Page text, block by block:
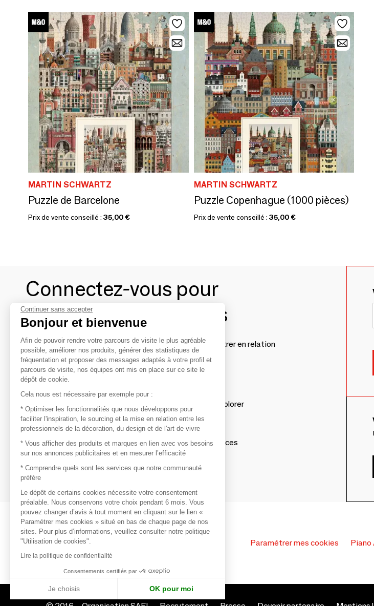
MARTIN SCHWARTZ
Puzzle de Barcelone
Prix de vente conseillé : 35,00 €
MARTIN SCHWARTZ
Puzzle Copenhague (1000 pièces)
Prix de vente conseillé : 35,00 €
Connectez-vous pour
contacter les marques
Afin de profiter au mieux de l'expérience MOM et de rentrer en relation
avec vos marques préférées, créez-vous un compte.
Découvrir
Les produits de milliers de fournisseurs à explorer
S'inspirer
Inspiration et sélections de produits tendances
Contacter
Paramétrer mes cookies Piano
Continuer sans accepter
Bonjour et bienvenue
Afin de pouvoir rendre votre parcours de visite le plus agréable
possible, améliorer nos produits, générer des statistiques de
fréquentation et proposer des messages adaptés à votre profil et
parcours de visite, nos équipes ont mis en place sur ce site le
dépôt de cookie.
Cela nous est nécessaire par exemple pour :
* Optimiser les fonctionnalités que nous développons pour
faciliter l'inspiration, le sourcing et la mise en relation entre les
professionnels de la décoration, du design et de l'art de vivre
* Vous afficher des produits et marques en lien avec vos besoins
sur nos annonces publicitaires et en mesurer l’efficacité
* Comprendre quels sont les services que notre communauté
préfère
Le dépôt de certains cookies nécessite votre consentement
préalable. Nous conservons votre choix pendant 6 mois. Vous
pouvez changer d’avis à tout moment en cliquant sur le lien «
Paramétrer mes cookies » situé en bas de chaque page de nos
sites. Pour plus d’informations, veuillez consulter notre politique
"Utilisation de cookies".
Lire la politique de confidentialité
Consentements certifiés par
Je choisis OK pour moi